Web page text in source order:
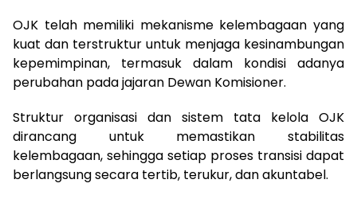
OJK telah memiliki mekanisme kelembagaan yang
kuat dan terstruktur untuk menjaga kesinambungan
kepemimpinan, termasuk dalam kondisi adanya
perubahan pada jajaran Dewan Komisioner.
Struktur organisasi dan sistem tata kelola OJK
dirancang untuk memastikan stabilitas
kelembagaan, sehingga setiap proses transisi dapat
berlangsung secara tertib, terukur, dan akuntabel.